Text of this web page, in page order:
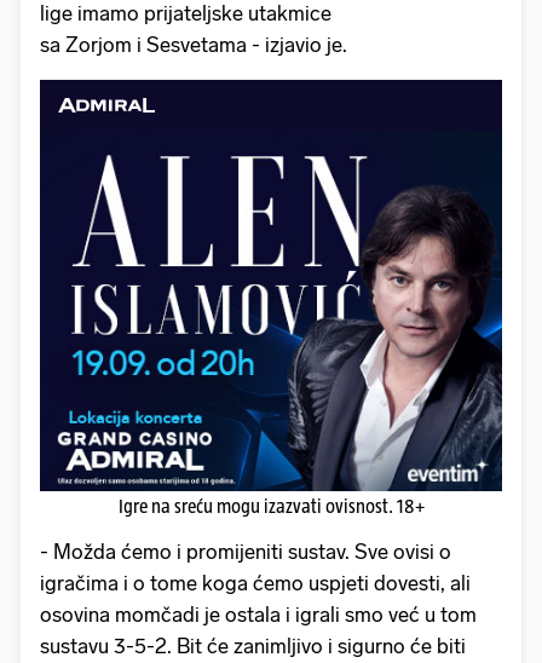
lige imamo prijateljske utakmice
sa Zorjom i Sesvetama - izjavio je.
Igre na sreću mogu izazvati ovisnost. 18+
- Možda ćemo i promijeniti sustav. Sve ovisi o
igračima i o tome koga ćemo uspjeti dovesti, ali
osovina momčadi je ostala i igrali smo već u tom
sustavu 3-5-2. Bit će zanimljivo i sigurno će biti